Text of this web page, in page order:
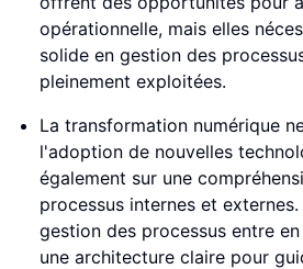
opérationnelle, mais elles
solide en gestion des
pleinement exploitées.
La transformation numérique
l'adoption de nouvelles
également sur une
processus internes et
gestion des processus entre
une architecture claire pour